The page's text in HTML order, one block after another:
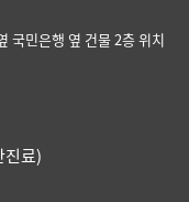
진료)
국민은행 옆 건물 2층 위치